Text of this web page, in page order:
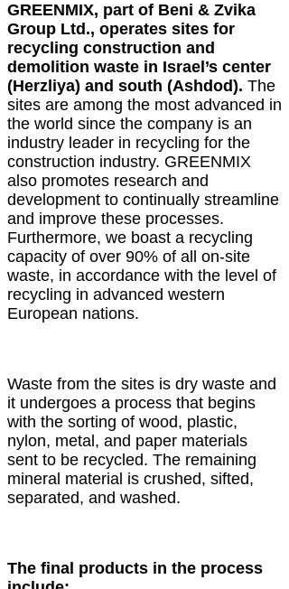
GREENMIX, part of Beni & Zvika
Group Ltd., operates sites for
recycling construction and
demolition waste in Israel’s center
(Herzliya) and south (Ashdod). The
sites are among the most advanced in
the world since the company is an
industry leader in recycling for the
construction industry. GREENMIX
also promotes research and
development to continually streamline
and improve these processes.
Furthermore, we boast a recycling
capacity of over 90% of all on-site
waste, in accordance with the level of
recycling in advanced western
European nations.
Waste from the sites is dry waste and
it undergoes a process that begins
with the sorting of wood, plastic,
nylon, metal, and paper materials
sent to be recycled. The remaining
mineral material is crushed, sifted,
separated, and washed.
The final products in the process